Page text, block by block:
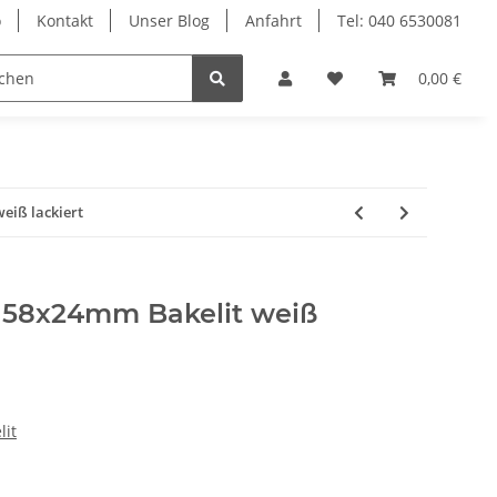
Kontakt Unser Blog Anfahrt Tel: 040 6530081
0,00 €
Ersatzteile
lackiert
Bakelit weiß